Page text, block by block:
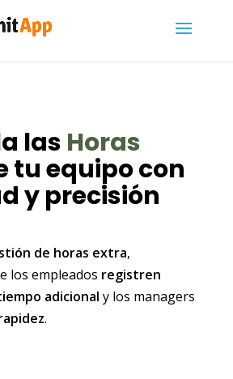
las Horas
tu equipo con
y precisión
de horas extra,
los empleados registren
adicional y los managers
.